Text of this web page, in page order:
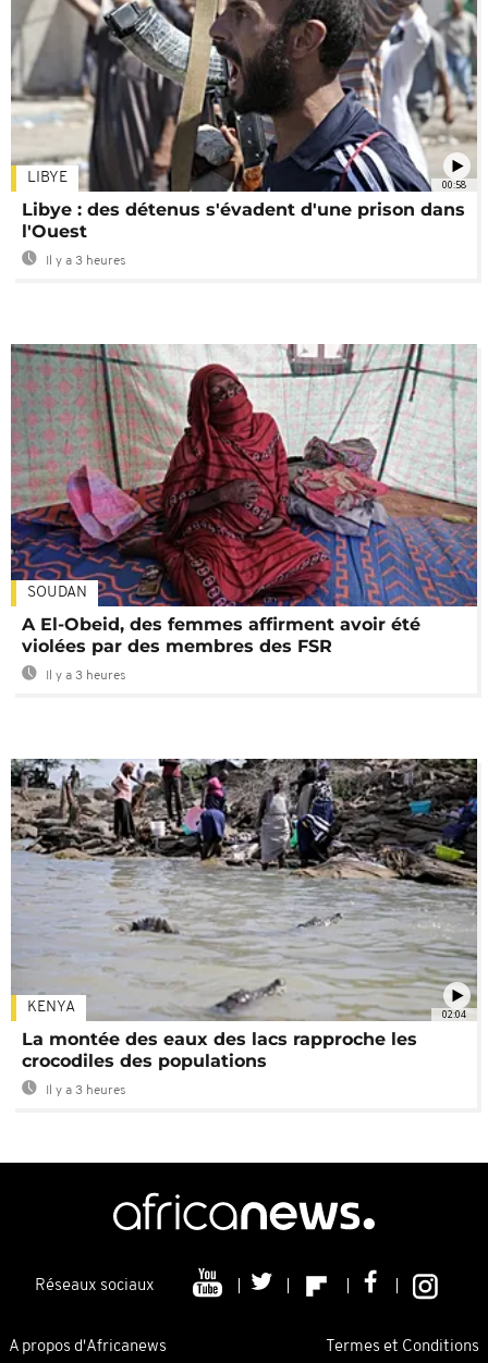
00:58
LIBYE
Libye : des détenus s'évadent d'une prison dans
l'Ouest
Il y a 3 heures
SOUDAN
A El-Obeid, des femmes affirment avoir été
violées par des membres des FSR
Il y a 3 heures
02:04
KENYA
La montée des eaux des lacs rapproche les
crocodiles des populations
Il y a 3 heures
Réseaux sociaux
A propos d'Africanews Termes et Conditions